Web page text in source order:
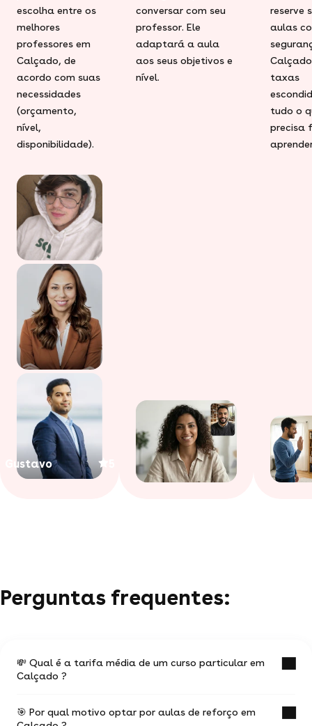
escolha entre os
melhores
professores em
Calçado, de
acordo com suas
necessidades
(orçamento,
nível,
disponibilidade).
Gustavo
conversar com seu
professor. Ele
adaptará a aula
aos seus objetivos e
nível.
reserve
aulas
taxas
tudo o
precisa
Perguntas frequentes:
💸 Qual é a tarifa média de um curso particular em
Calçado ?
O valor médio de uma aula particular
🎯 Por qual motivo optar por aulas de reforço em